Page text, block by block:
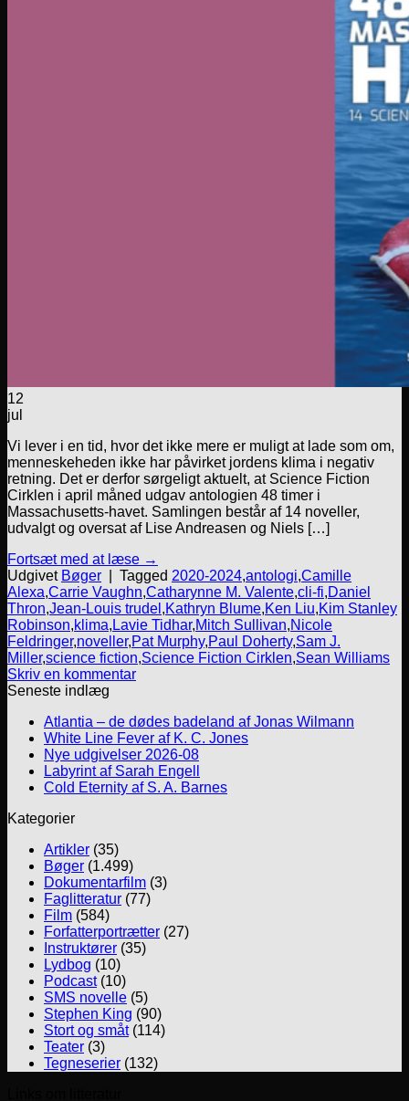
12
jul
Vi lever i en tid, hvor det ikke mere er muligt at lade som om,
menneskeheden ikke har påvirket jordens klima i negativ
retning. Det er derfor sørgeligt aktuelt, at Science Fiction
Cirklen i april måned udgav antologien 48 timer i
Massachusetts-havet. Samlingen består af 14 noveller,
udvalgt og oversat af Lise Andreasen og Niels […]
Fortsæt med at læse →
Udgivet Bøger Tagged 2020-2024,antologi,Camille
Alexa,Carrie Vaughn,Catharynne M. Valente,cli-fi,Daniel
Thron,Jean-Louis trudel ,Kathryn Blume,Ken Liu,Kim Stanley
Robinson,klima, Lavie Tidhar,Mitch Sullivan,Nicole
Feldringer,noveller,Pat Murphy,Paul Doherty,Sam J.
Miller,science fiction,Science Fiction Cirklen,Sean Williams
Skriv en kommentar
Seneste indlæg
Atlantia – de dødes badeland af Jonas Wilmann
White Line Fever af K. C. Jones
Nye udgivelser 2026-08
Labyrint af Sarah Engell
Cold Eternity af S. A. Barnes
Kategorier
Artikler (35)
Bøger (1.499)
Dokumentarfilm (3)
Faglitteratur (77)
Film (584)
Forfatterportrætter (27)
Instruktører (35)
Lydbog (10)
Podcast(10)
SMS novelle (5)
Stephen King (90)
Stort og småt(114)
Teater (3)
Tegneserier (132)